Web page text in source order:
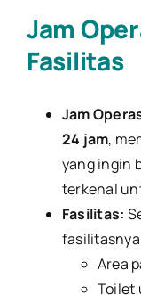
Jam
Fasilitas
Jam
24 jam,
yang ingin
terkenal
Fasilitas:
Area
Toilet